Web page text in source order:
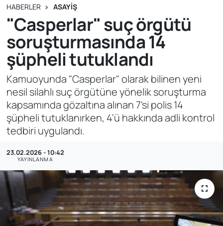
HABERLER ASAYİŞ
"Casperlar" suç örgütü
soruşturmasında 14
şüpheli tutuklandı
Kamuoyunda "Casperlar" olarak bilinen yeni
nesil silahlı suç örgütüne yönelik soruşturma
kapsamında gözaltına alınan 7'si polis 14
şüpheli tutuklanırken, 4'ü hakkında adli kontrol
tedbiri uygulandı.
23.02.2026 - 10:42
YAYINLANMA
EĞİTİM
YAŞAM
SİYASET
ASAYİŞ
SAĞLIK
Süper Lig Puan Durumu ve Fikstür
Tüm Manşetler
Son Dakika Haberleri
Haber Arşivi